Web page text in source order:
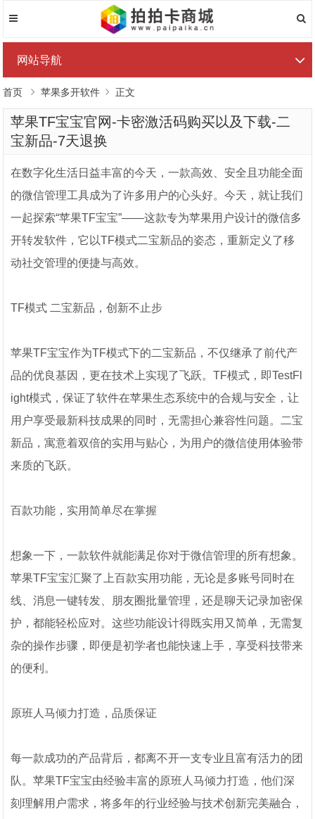
网站导航
首页 苹果多开软件 正文
苹果TF宝宝官网-卡密激活码购买以及下载-二
宝新品-7天退换
在数字化生活日益丰富的今天，一款高效、安全且功能全面
的微信管理工具成为了许多用户的心头好。今天，就让我们
一起探索“苹果TF宝宝”——这款专为苹果用户设计的微信多
开转发软件，它以TF模式二宝新品的姿态，重新定义了移
动社交管理的便捷与高效。
TF模式 二宝新品，创新不止步
苹果TF宝宝作为TF模式下的二宝新品，不仅继承了前代产
品的优良基因，更在技术上实现了飞跃。TF模式，即TestFl
ight模式，保证了软件在苹果生态系统中的合规与安全，让
用户享受最新科技成果的同时，无需担心兼容性问题。二宝
新品，寓意着双倍的实用与贴心，为用户的微信使用体验带
来质的飞跃。
百款功能，实用简单尽在掌握
想象一下，一款软件就能满足你对于微信管理的所有想象。
苹果TF宝宝汇聚了上百款实用功能，无论是多账号同时在
线、消息一键转发、朋友圈批量管理，还是聊天记录加密保
护，都能轻松应对。这些功能设计得既实用又简单，无需复
杂的操作步骤，即便是初学者也能快速上手，享受科技带来
的便利。
原班人马倾力打造，品质保证
每一款成功的产品背后，都离不开一支专业且富有活力的团
队。苹果TF宝宝由经验丰富的原班人马倾力打造，他们深
刻理解用户需求，将多年的行业经验与技术创新完美融合，